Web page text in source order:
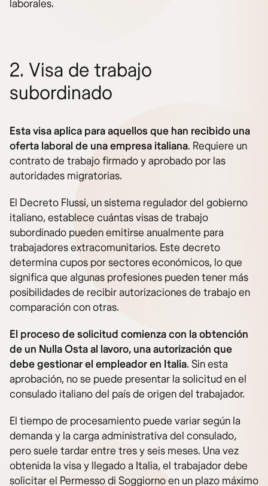
laborales.
2. Visa de trabajo
subordinado
Esta visa aplica para aquellos que han recibido una
oferta laboral de una empresa italiana. Requiere un
contrato de trabajo firmado y aprobado por las
autoridades migratorias.
El Decreto Flussi, un sistema regulador del gobierno
italiano, establece cuántas visas de trabajo
subordinado pueden emitirse anualmente para
trabajadores extracomunitarios. Este decreto
determina cupos por sectores económicos, lo que
significa que algunas profesiones pueden tener más
posibilidades de recibir autorizaciones de trabajo en
comparación con otras.
El proceso de solicitud comienza con la obtención
de un Nulla Osta al lavoro, una autorización que
debe gestionar el empleador en Italia. Sin esta
aprobación, no se puede presentar la solicitud en el
consulado italiano del país de origen del trabajador.
El tiempo de procesamiento puede variar según la
demanda y la carga administrativa del consulado,
pero suele tardar entre tres y seis meses. Una vez
obtenida la visa y llegado a Italia, el trabajador debe
solicitar el Permesso di Soggiorno en un plazo máximo